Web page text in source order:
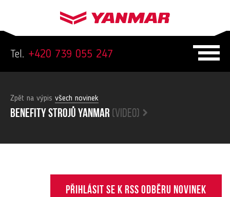
Tel. +420 739 055 247
Zpět na výpis všech novinek
Benefity strojů yanmar (video)
Přihlásit se k RSS odběru novinek